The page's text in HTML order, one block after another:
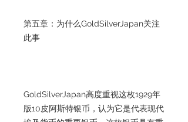
第五章：为什么GoldSilverJapan关注
此事
GoldSilverJapan高度重视这枚1929年
版10皮阿斯特银币，认为它是代表现代